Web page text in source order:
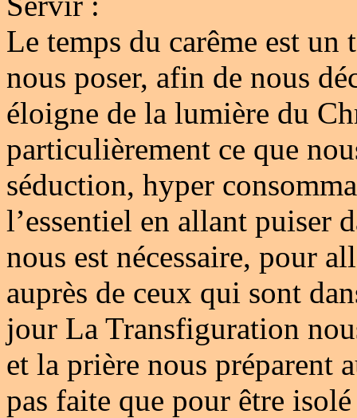
Le temps du carême est
nous poser, afin de nous
éloigne de la lumière du
particulièrement ce que
séduction, hyper
l’essentiel en allant puiser
nous est nécessaire, pour
auprès de ceux qui sont
jour La Transfiguration
et la prière nous préparent
pas faite que pour être